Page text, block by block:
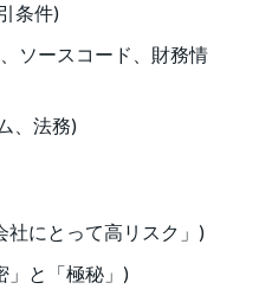
条件)
ソースコード、財務情
、法務)
社にとって高リスク」)
」と「極秘」)